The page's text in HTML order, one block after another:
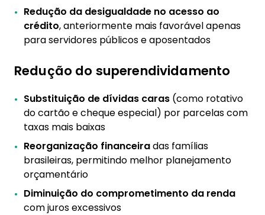
Redução da desigualdade no acesso ao
crédito, anteriormente mais favorável apenas
para servidores públicos e aposentados
Redução do superendividamento
Substituição de dívidas caras (como rotativo
do cartão e cheque especial) por parcelas com
taxas mais baixas
Reorganização financeiradas famílias
brasileiras, permitindo melhor planejamento
orçamentário
Diminuição do comprometimento da renda
com juros excessivos